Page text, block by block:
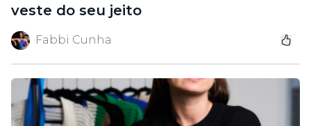
veste do seu jeito
Fabbi Cunha